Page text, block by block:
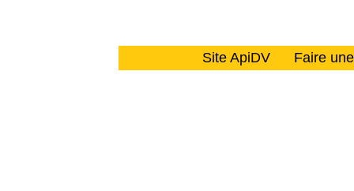
Site ApiDV Faire